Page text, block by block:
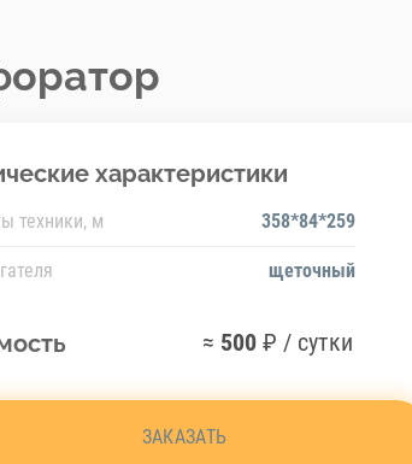
характеристики
техники, м 358*84*259
щеточный
≈ 500 ₽ / сутки
ЗАКАЗАТЬ